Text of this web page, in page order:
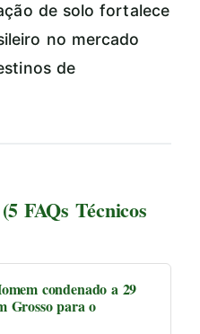
de solo fortalece
no mercado
de
FAQs Técnicos
condenado a 29
Grosso para o